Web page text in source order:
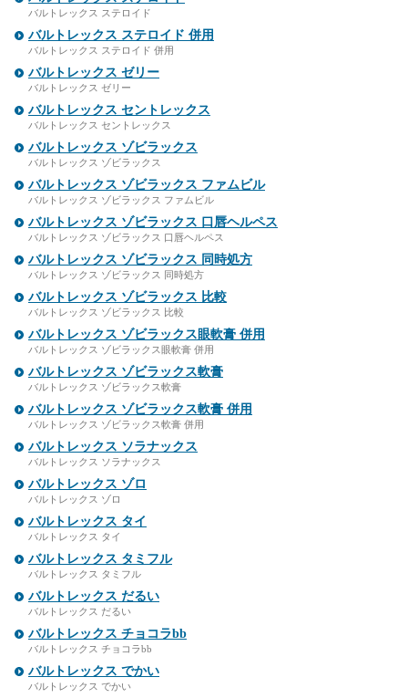
バルトレックス ステロイド
バルトレックス ステロイド 併用
バルトレックス ステロイド 併用
バルトレックス ゼリー
バルトレックス ゼリー
バルトレックス セントレックス
バルトレックス セントレックス
バルトレックス ゾビラックス
バルトレックス ゾビラックス
バルトレックス ゾビラックス ファムビル
バルトレックス ゾビラックス ファムビル
バルトレックス ゾビラックス 口唇ヘルペス
バルトレックス ゾビラックス 口唇ヘルペス
バルトレックス ゾビラックス 同時処方
バルトレックス ゾビラックス 同時処方
バルトレックス ゾビラックス 比較
バルトレックス ゾビラックス 比較
バルトレックス ゾビラックス眼軟膏 併用
バルトレックス ゾビラックス眼軟膏 併用
バルトレックス ゾビラックス軟膏
バルトレックス ゾビラックス軟膏
バルトレックス ゾビラックス軟膏 併用
バルトレックス ゾビラックス軟膏 併用
バルトレックス ソラナックス
バルトレックス ソラナックス
バルトレックス ゾロ
バルトレックス ゾロ
バルトレックス タイ
バルトレックス タイ
バルトレックス タミフル
バルトレックス タミフル
バルトレックス だるい
バルトレックス だるい
バルトレックス チョコラbb
バルトレックス チョコラbb
バルトレックス でかい
バルトレックス でかい